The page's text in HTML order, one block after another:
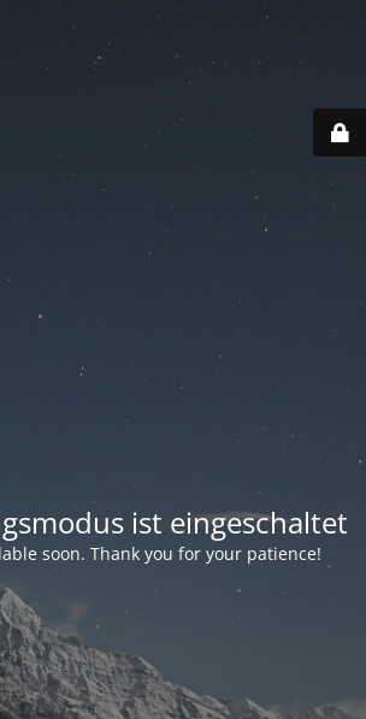
ist eingeschaltet
soon. Thank you for your patience!